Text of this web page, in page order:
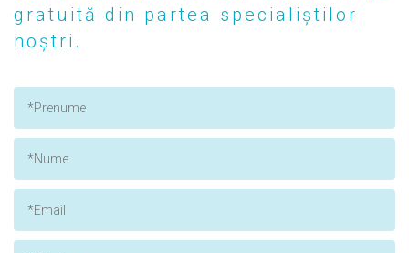
gratuită din partea specialiștilor
noștri.